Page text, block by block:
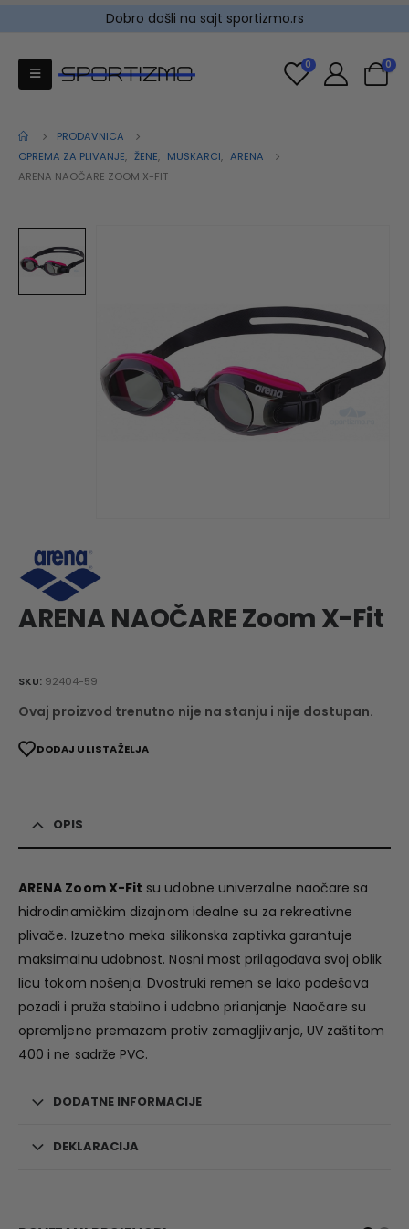
Dobro došli na sajt sportizmo.rs
0 0
PRODAVNICA
OPREMA ZA PLIVANJE, ŽENE, MUSKARCI, ARENA
ARENA NAOČARE ZOOM X-FIT
ARENA NAOČARE Zoom X-Fit
SKU: 92404-59
Ovaj proizvod trenutno nije na stanju i nije dostupan.
DODAJ U LISTA ŽELJA
OPIS
ARENA Zoom X-Fit su udobne univerzalne naočare sa
hidrodinamičkim dizajnom idealne su za rekreativne
plivače. Izuzetno meka silikonska zaptivka garantuje
maksimalnu udobnost. Nosni most prilagođava svoj oblik
licu tokom nošenja. Dvostruki remen se lako podešava
pozadi i pruža stabilno i udobno prianjanje. Naočare su
opremljene premazom protiv zamagljivanja, UV zaštitom
400 i ne sadrže PVC.
DODATNE INFORMACIJE
DEKLARACIJA